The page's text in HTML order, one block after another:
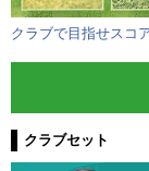
クラブで目指せスコ
クラブセット